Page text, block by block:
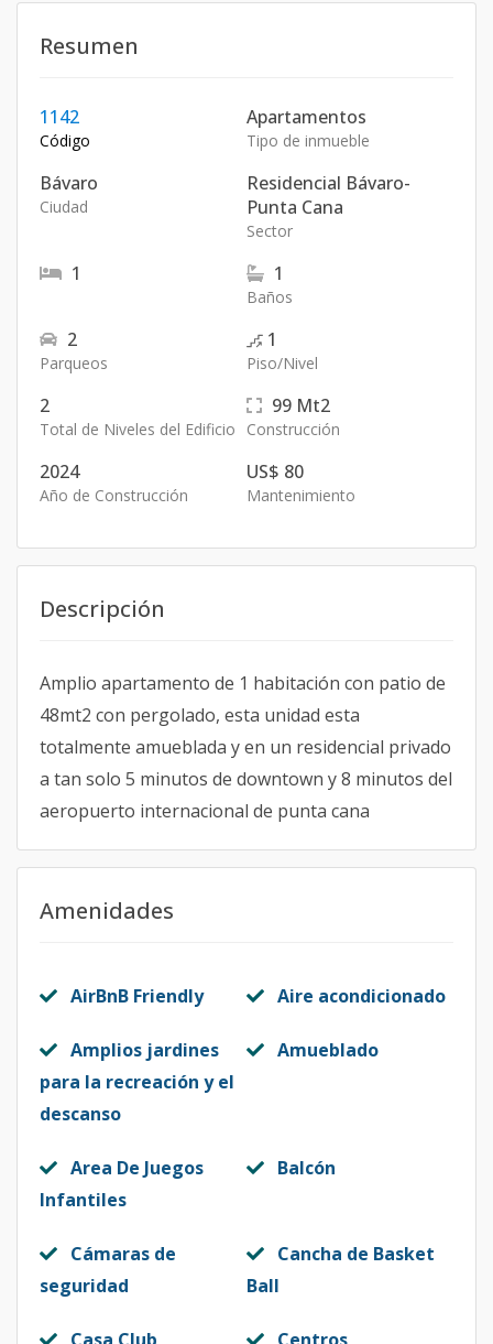
Resumen
1142
Código
Apartamentos
Tipo de inmueble
Bávaro
Ciudad
Residencial Bávaro-
Punta Cana
Sector
1 1
Baños
2
Parqueos
1
Piso/Nivel
2
Total de Niveles del Edificio
99 Mt2
Construcción
2024
Año de Construcción
US$ 80
Mantenimiento
Descripción
Amplio apartamento de 1 habitación con patio de
48mt2 con pergolado, esta unidad esta
totalmente amueblada y en un residencial privado
a tan solo 5 minutos de downtown y 8 minutos del
aeropuerto internacional de punta cana
Amenidades
AirBnB Friendly Aire acondicionado
Amplios jardines
para la recreación y el
descanso
Amueblado
Area De Juegos
Infantiles
Balcón
Cámaras de
seguridad
Cancha de Basket
Ball